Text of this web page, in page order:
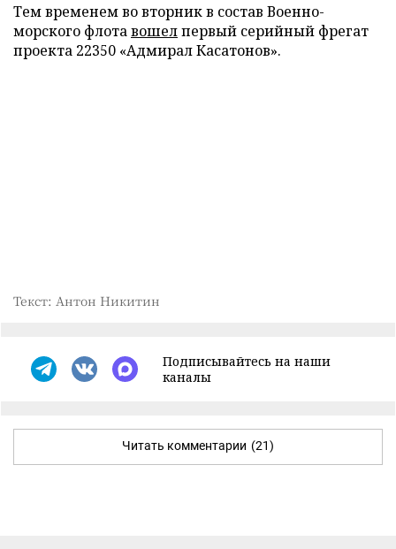
Тем временем во вторник в состав Военно-
морского флотавошелпервый серийный фрегат
проекта 22350 «Адмирал Касатонов».
Текст: Антон Никитин
Подписывайтесь на наши
каналы
Читать комментарии (21)